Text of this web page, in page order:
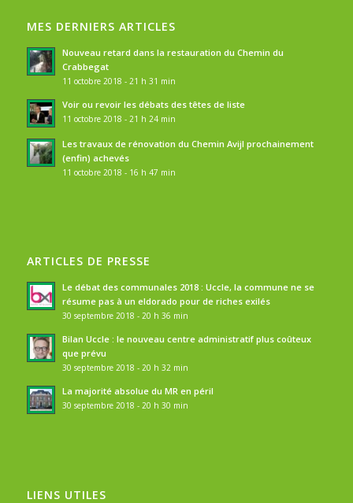
MES DERNIERS ARTICLES
Nouveau retard dans la restauration du Chemin du
Crabbegat
11 octobre 2018 - 21 h 31 min
Voir ou revoir les débats des têtes de liste
11 octobre 2018 - 21 h 24 min
Les travaux de rénovation du Chemin Avijl prochainement
(enfin) achevés
11 octobre 2018 - 16 h 47 min
ARTICLES DE PRESSE
Le débat des communales 2018 : Uccle, la commune ne se
résume pas à un eldorado pour de riches exilés
30 septembre 2018 - 20 h 36 min
Bilan Uccle : le nouveau centre administratif plus coûteux
que prévu
30 septembre 2018 - 20 h 32 min
La majorité absolue du MR en péril
30 septembre 2018 - 20 h 30 min
LIENS UTILES